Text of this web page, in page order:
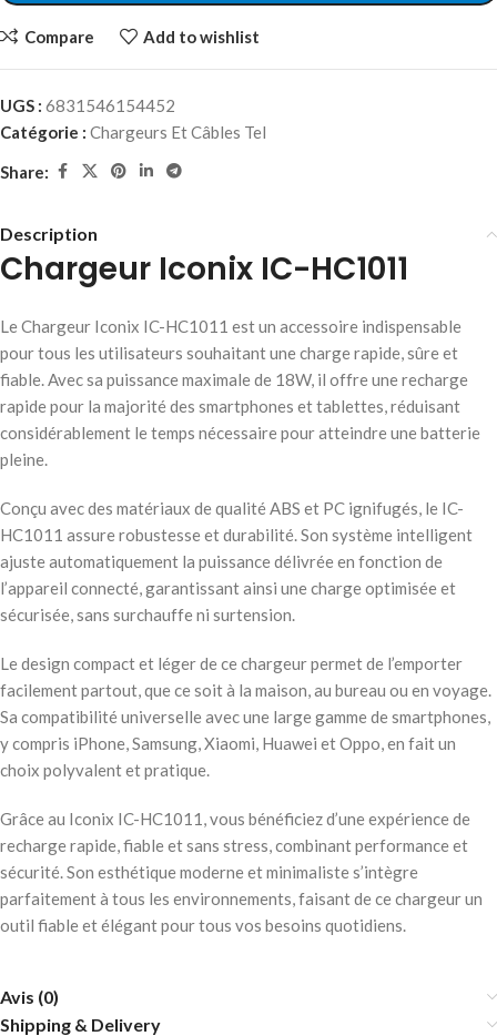
Compare Add to wishlist
UGS : 6831546154452
Catégorie : Chargeurs Et Câbles Tel
Share:
Description
Chargeur Iconix IC-HC1011
Le Chargeur Iconix IC-HC1011 est un accessoire indispensable
pour tous les utilisateurs souhaitant une charge rapide, sûre et
fiable. Avec sa puissance maximale de 18W, il offre une recharge
rapide pour la majorité des smartphones et tablettes, réduisant
considérablement le temps nécessaire pour atteindre une batterie
pleine.
Conçu avec des matériaux de qualité ABS et PC ignifugés, le IC-
HC1011 assure robustesse et durabilité. Son système intelligent
ajuste automatiquement la puissance délivrée en fonction de
l’appareil connecté, garantissant ainsi une charge optimisée et
sécurisée, sans surchauffe ni surtension.
Le design compact et léger de ce chargeur permet de l’emporter
facilement partout, que ce soit à la maison, au bureau ou en voyage.
Sa compatibilité universelle avec une large gamme de smartphones,
y compris iPhone, Samsung, Xiaomi, Huawei et Oppo, en fait un
choix polyvalent et pratique.
Grâce au Iconix IC-HC1011, vous bénéficiez d’une expérience de
recharge rapide, fiable et sans stress, combinant performance et
sécurité. Son esthétique moderne et minimaliste s’intègre
parfaitement à tous les environnements, faisant de ce chargeur un
outil fiable et élégant pour tous vos besoins quotidiens.
Avis (0)
Shipping & Delivery